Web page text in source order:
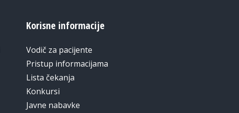
Korisne informacije
Vodič za pacijente
Pristup informacijama
Lista čekanja
Konkursi
Javne nabavke